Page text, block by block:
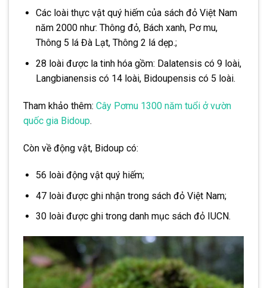
Các loài thực vật quý hiếm của sách đỏ Việt Nam
năm 2000 như: Thông đỏ, Bách xanh, Pơ mu,
Thông 5 lá Đà Lạt, Thông 2 lá dẹp.;
28 loài được la tinh hóa gồm: Dalatensis có 9 loài,
Langbianensis có 14 loài, Bidoupensis có 5 loài.
Tham khảo thêm: Cây Pơmu 1300 năm tuổi ở vườn
quốc gia Bidoup.
Còn về động vật, Bidoup có:
56 loài động vật quý hiếm;
47 loài được ghi nhận trong sách đỏ Việt Nam;
30 loài được ghi trong danh mục sách đỏ IUCN.